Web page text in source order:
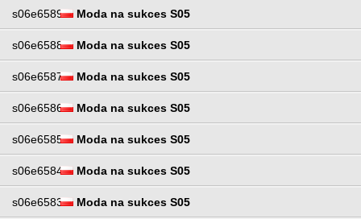
s06e6589 Moda na sukces S05
s06e6588 Moda na sukces S05
s06e6587 Moda na sukces S05
s06e6586 Moda na sukces S05
s06e6585 Moda na sukces S05
s06e6584 Moda na sukces S05
s06e6583 Moda na sukces S05